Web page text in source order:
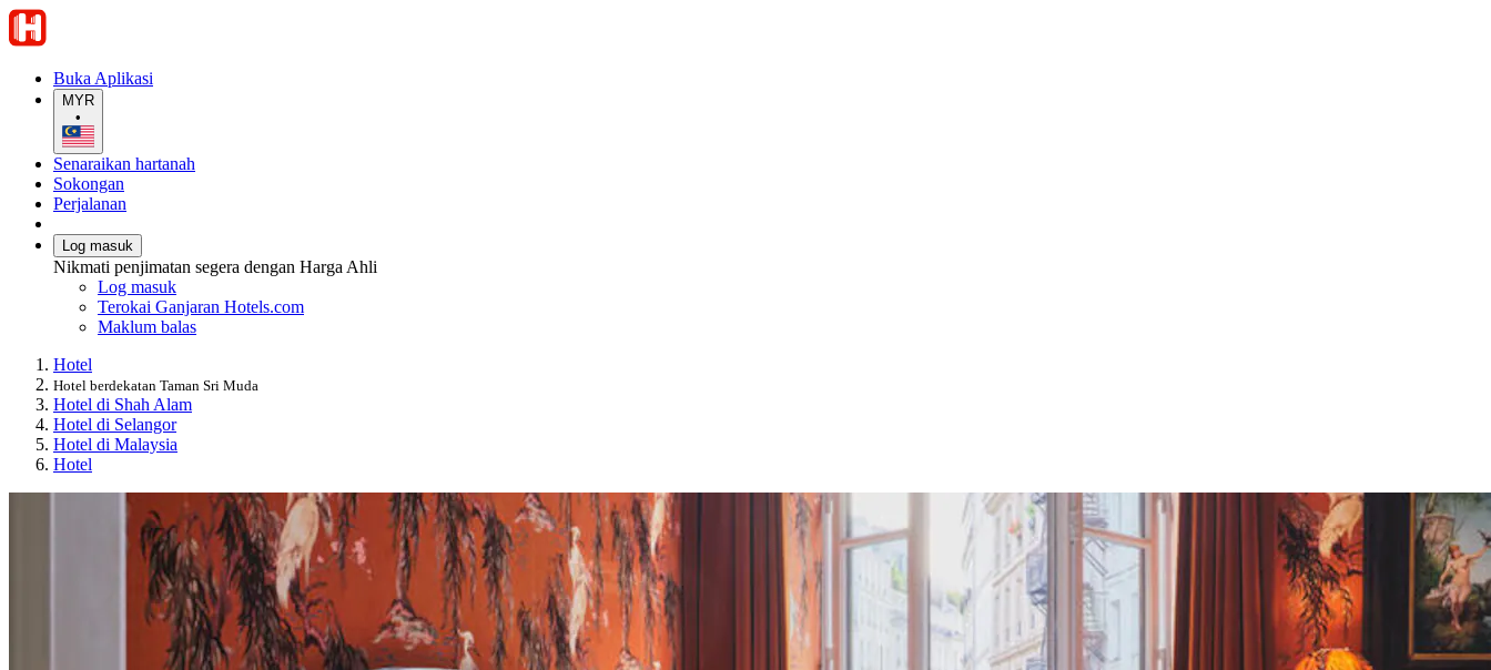
Buka Aplikasi
MYR
•
Senaraikan hartanah
Sokongan
Perjalanan
Log masuk
Nikmati penjimatan segera dengan Harga Ahli
Log masuk
Terokai Ganjaran Hotels.com
Maklum balas
Hotel
Hotel berdekatan Taman Sri Muda
Hotel di Shah Alam
Hotel di Selangor
Hotel di Malaysia
Hotel